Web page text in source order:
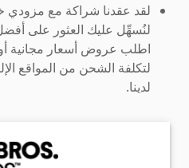
لقد عقدنا شراكة مع
لنُسهِّل عليك العثور على
اطلب عروض أسعار مجانية
لتكلفة الشحن من المواقع
لدينا.